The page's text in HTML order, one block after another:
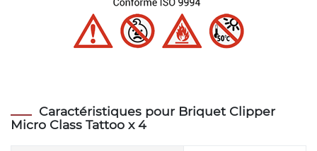
Caractéristiques pour Briquet Clipper
Micro Class Tattoo x 4